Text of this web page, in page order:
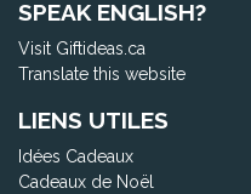
SPEAK ENGLISH?
Visit Giftideas.ca
Translate this website
LIENS UTILES
Idées Cadeaux
Cadeaux de Noël